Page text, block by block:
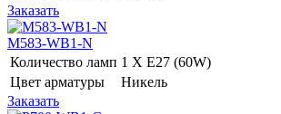
Заказать
M583-WB1-N
Количество ламп 1 Х E27 (60W)
Цвет арматуры
Никель
Заказать